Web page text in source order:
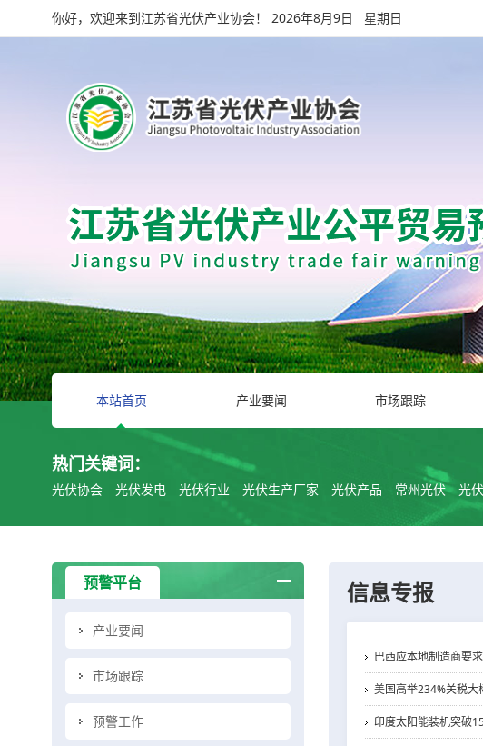
你好，欢迎来到江苏省光伏产业协会！ 2026年8月9日 星期日
本站首页 产业要闻 市场跟踪
热门关键词：
光伏协会 光伏发电 光伏行业 光伏生产厂家 光伏产品 常州光伏 光
预警平台
产业要闻
市场跟踪
预警工作
信息专报
巴西应本地制造商要
美国高举234%关税大
印度太阳能装机突破